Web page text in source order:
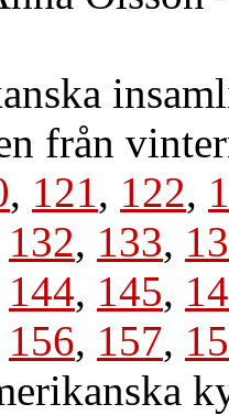
från
, 121, 122,
132, 133,
144, 145,
156, 157,